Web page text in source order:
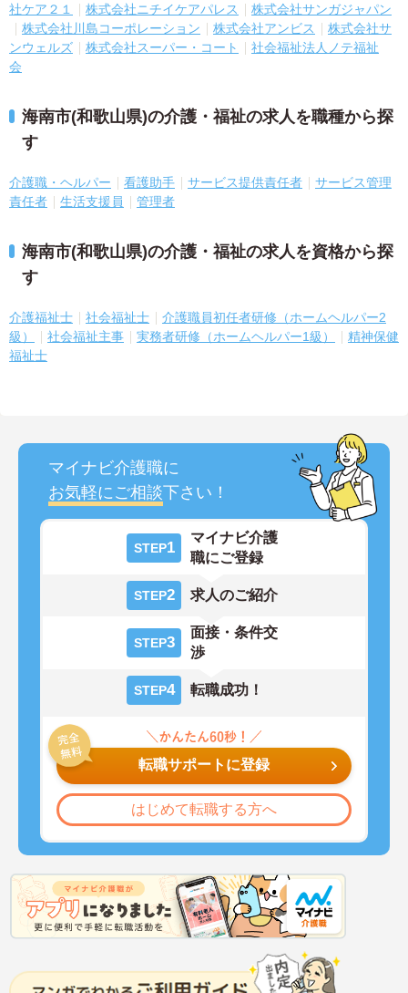
社ケア２１
株式会社ニチイケアパレス
株式会社サンガジャパン
株式会社川島コーポレーション
株式会社アンビス
株式会社サ
ンウェルズ
株式会社スーパー・コート
社会福祉法人ノテ福祉
会
海南市(和歌山県)の介護・福祉の求人を職種から探
す
介護職・ヘルパー 看護助手 サービス提供責任者
サービス管理
責任者
生活支援員 管理者
海南市(和歌山県)の介護・福祉の求人を資格から探
す
介護福祉士 社会福祉士
介護職員初任者研修（ホームヘルパー2
級）
社会福祉主事 実務者研修（ホームヘルパー1級）
精神保健
福祉士
マイナビ介護職に
お気軽にご相談下さい！
STEP1
マイナビ介護
職にご登録
STEP2 求人のご紹介
STEP3
面接・条件交
渉
STEP4 転職成功！
転職サポートに登録
はじめて転職する方へ